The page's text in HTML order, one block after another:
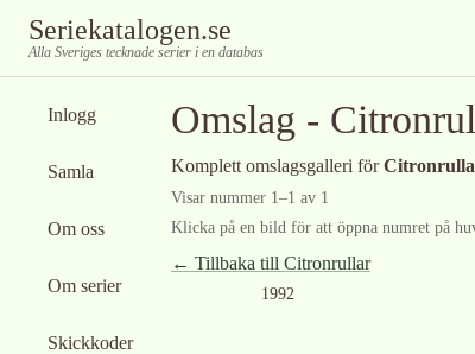
Seriekatalogen.se
Alla Sveriges tecknade serier i en databas
Inlogg
Samla
Om oss
Om serier
Skickkoder
Omslag -
Komplett omslagsgalleri för
Visar nummer 1–1 av 1
Klicka på en bild för att öppna numret på
← Tillbaka till Citronrullar
1992